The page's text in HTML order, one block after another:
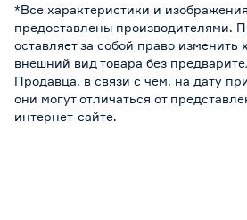
*Все характеристики и
предоставлены производителями.
оставляет за собой право изменить
внешний вид товара без
Продавца, в связи с чем, на дату
они могут отличаться от
интернет-сайте.